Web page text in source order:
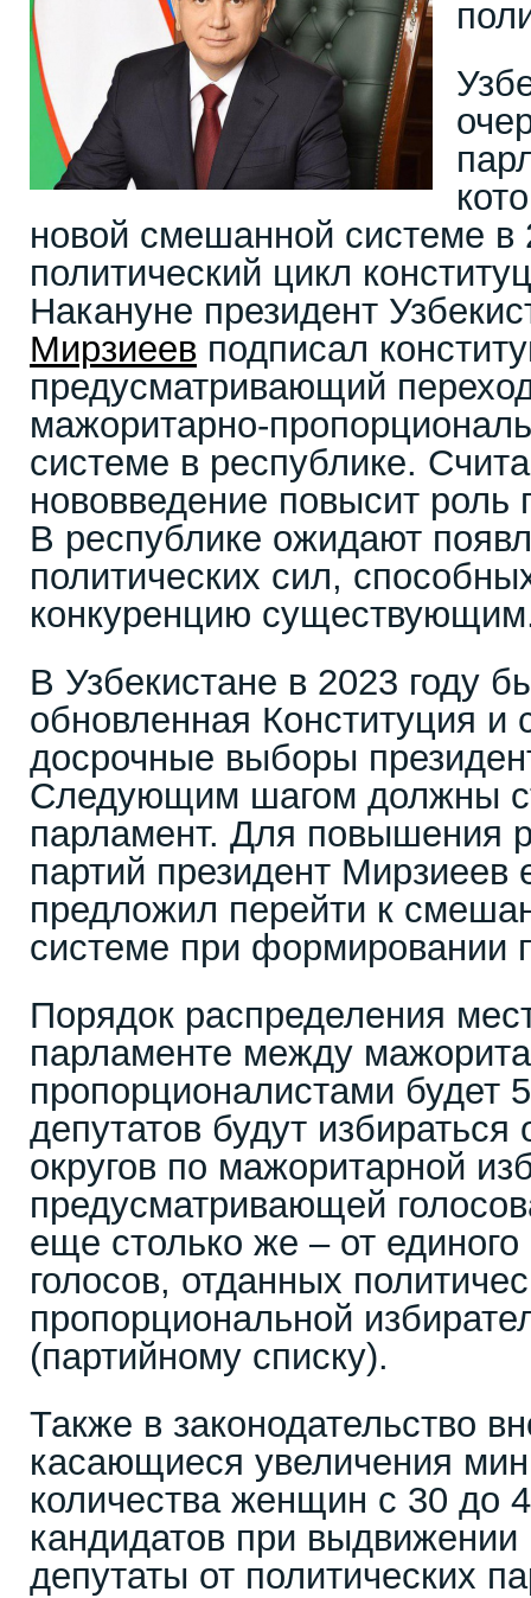
новой смешанной системе в
политический цикл
Накануне президент
Мирзиеев подписал
предусматривающий
мажоритарно-
системе в республике.
нововведение повысит роль
В республике ожидают
политических сил,
конкуренцию
В Узбекистане в 2023 году
обновленная Конституция и
досрочные выборы
Следующим шагом должны
парламент. Для повышения
партий президент Мирзиеев
предложил перейти к
системе при формировании
Порядок распределения
парламенте между
пропорционалистами будет
депутатов будут
округов по мажоритарной
предусматривающей
еще столько же – от единого
голосов, отданных
пропорциональной
(партийному списку).
Также в законодательство
касающиеся увеличения
количества женщин с 30 до
кандидатов при выдвижении
депутаты от политических